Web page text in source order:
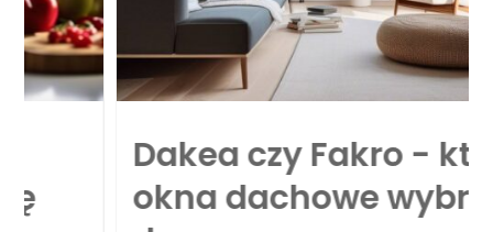
Dakea czy Fakro - które
okna dachowe wybrać